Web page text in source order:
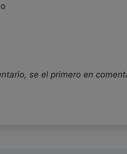
se el primero en